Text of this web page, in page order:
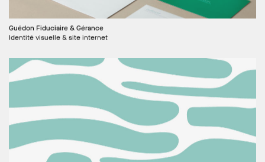
Guédon Fiduciaire & Gérance
Identité visuelle & site internet